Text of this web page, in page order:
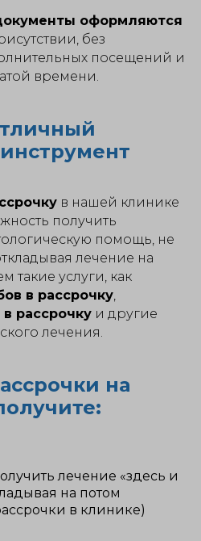
оформляются
без
посещений и
времени.
в нашей клинике
получить
помощь, не
лечение на
такие услуги, как
в рассрочку,
рассрочку и другие
лечения.
на
лечение «здесь и
на потом
в клинике)